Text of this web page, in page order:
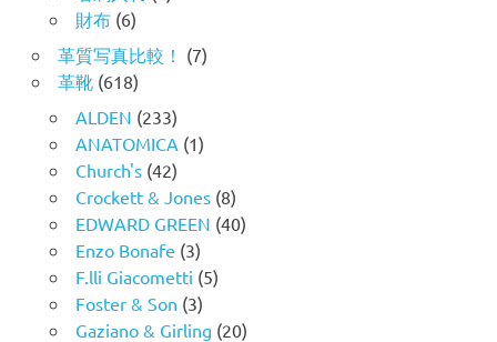
財布(6)
革質写真比較！ (7)
革靴(618)
ALDEN (233)
ANATOMICA (1)
Church's(42)
Crockett & Jones(8)
EDWARD GREEN (40)
Enzo Bonafe (3)
F.lli Giacometti (5)
Foster & Son (3)
Gaziano & Girling (20)